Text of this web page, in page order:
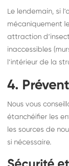
Le lendemain, si
mécaniquement
attraction
inaccessibles
l’intérieur de la
4.
Nous vous
étanchéifier les
les sources de
si nécessaire.